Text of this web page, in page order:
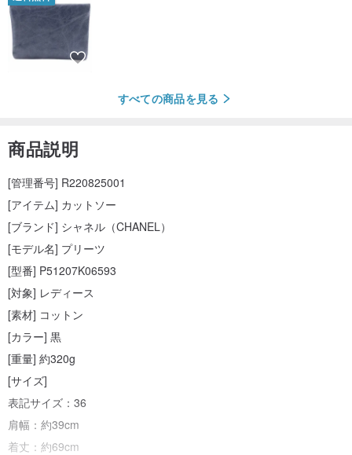
すべての商品を見る
商品説明
[管理番号] R220825001
[アイテム] カットソー
[ブランド] シャネル（CHANEL）
[モデル名] プリーツ
[型番] P51207K06593
[対象] レディース
[素材] コットン
[カラー] 黒
[重量] 約320g
[サイズ]
表記サイズ：36
肩幅：約39cm
着丈：約69cm